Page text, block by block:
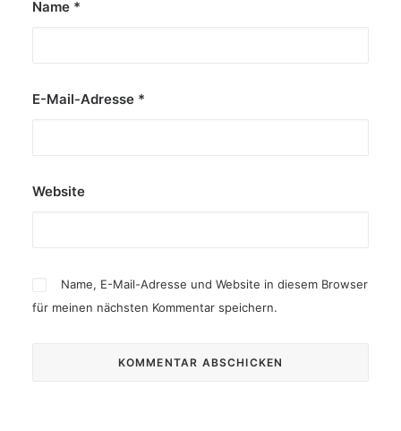
Name *
E-Mail-Adresse *
Website
Name, E-Mail-Adresse und Website in diesem Browser
für meinen nächsten Kommentar speichern.